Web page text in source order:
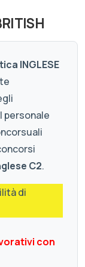
INGLESE
personale
C2.
di
con